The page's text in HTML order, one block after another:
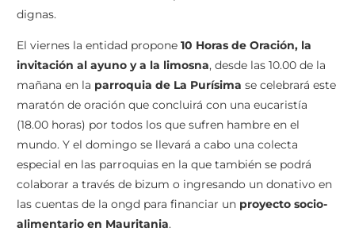
dignas.
El viernes la entidad propone 10 Horas de Oración, la
invitación al ayuno y a la limosna, desde las 10.00 de la
mañana en la parroquia de La Purísima se celebrará este
maratón de oración que concluirá con una eucaristía
(18.00 horas) por todos los que sufren hambre en el
mundo. Y el domingo se llevará a cabo una colecta
especial en las parroquias en la que también se podrá
colaborar a través de bizum o ingresando un donativo en
las cuentas de la ongd para financiar un proyecto socio-
alimentario en Mauritania.